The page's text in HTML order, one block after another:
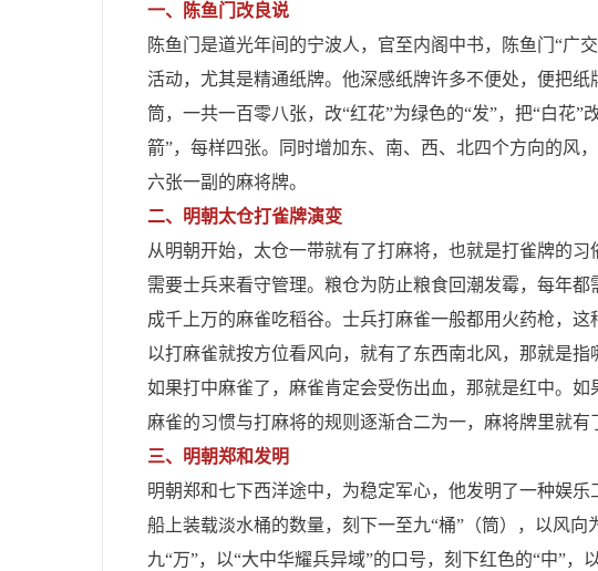
一、​陈鱼门改良说
陈鱼门是道光年间的宁波人，官至内阁中书，陈鱼门“广
活动，尤其是精通纸牌。他深感纸牌许多不便处，便把纸
筒，一共一百零八张，改“红花”为绿色的“发”，把“白花”
箭”，每样四张。同时增加东、南、西、北四个方向的风
六张一副的麻将牌。
二、明朝太仓打雀牌演变
从明朝开始，太仓一带就有了打麻将，也就是打雀牌的习
需要士兵来看守管理。粮仓为防止粮食回潮发霉，每年
成千上万的麻雀吃稻谷。士兵打麻雀一般都用火药枪，
以打麻雀就按方位看风向，就有了东西南北风，那就是指
如果打中麻雀了，麻雀肯定会受伤出血，那就是红中。
麻雀的习惯与打麻将的规则逐渐合二为一，麻将牌里就有
三、明朝郑和发明
明朝郑和七下西洋途中，为稳定军心，他发明了一种娱
船上装载淡水桶的数量，刻下一至九“桶”（筒），以风
九“万”，以“大中华耀兵异域”的口号，刻下红色的“中”